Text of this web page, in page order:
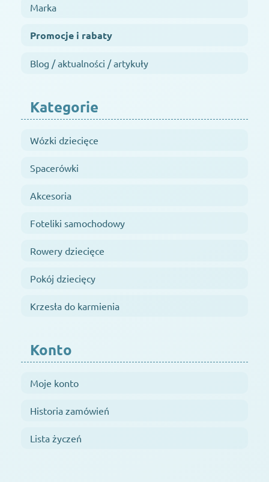
Marka
Promocje i rabaty
Blog / aktualności / artykuły
Kategorie
Wózki dziecięce
Spacerówki
Akcesoria
Foteliki samochodowy
Rowery dziecięce
Pokój dziecięcy
Krzesła do karmienia
Konto
Moje konto
Historia zamówień
Lista życzeń